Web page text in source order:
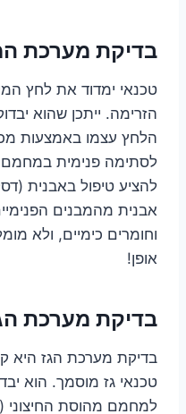
בדיקת מערכת
טכנאי ימדוד את לחץ
הזרימה. ייתכן שהוא
הלחץ עצמו באמצעות
לסתימה פנימית במחמם
להציע טיפול באבנית
אבנית מהמבנים
וחומרים כימיים, ולא
אופן!
בדיקת מערכת
בדיקת מערכת הגז היא
טכנאי גז מוסמך. הוא
למחמם מהוסת החיצוני